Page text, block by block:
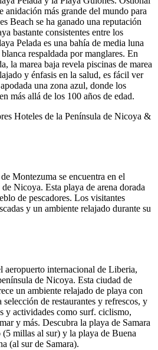
anidación más grande del mundo para
Beach se ha ganado una reputación
bastante consistentes entre los
Pelada es una bahía de media luna
respaldada por manglares. En
la marea baja revela piscinas de marea
y énfasis en la salud, es fácil ver
una zona azul, donde los
más allá de los 100 años de edad.
Hoteles de la Península de Nicoya &
Montezuma se encuentra en el
Nicoya. Esta playa de arena dorada
de pescadores. Los visitantes
y un ambiente relajado durante su
aeropuerto internacional de Liberia,
de Nicoya. Esta ciudad de
un ambiente relajado de playa con
de restaurantes y refrescos, y
y actividades como surf. ciclismo,
y más. Descubra la playa de Samara
millas al sur) y la playa de Buena
(al sur de Samara).